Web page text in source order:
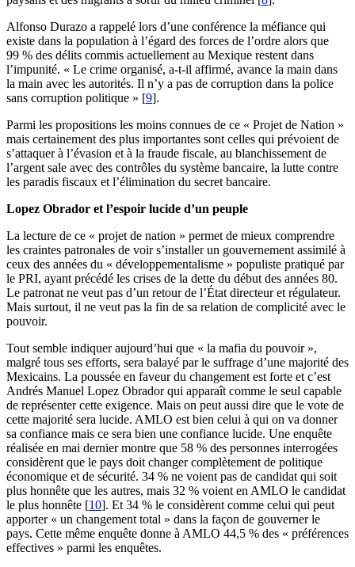
Alfonso Durazo a rappelé lors d’une conférence la méfiance qui
existe dans la population à l’égard des forces de l’ordre alors que
99 % des délits commis actuellement au Mexique restent dans
l’impunité. « Le crime organisé, a-t-il affirmé, avance la main dans
la main avec les autorités. Il n’y a pas de corruption dans la police
sans corruption politique » [9].
Parmi les propositions les moins connues de ce « Projet de Nation »
mais certainement des plus importantes sont celles qui prévoient de
s’attaquer à l’évasion et à la fraude fiscale, au blanchissement de
l’argent sale avec des contrôles du système bancaire, la lutte contre
les paradis fiscaux et l’élimination du secret bancaire.
Lopez Obrador et l’espoir lucide d’un peuple
La lecture de ce « projet de nation » permet de mieux comprendre
les craintes patronales de voir s’installer un gouvernement assimilé à
ceux des années du « développementalisme » populiste pratiqué par
le PRI, ayant précédé les crises de la dette du début des années 80.
Le patronat ne veut pas d’un retour de l’État directeur et régulateur.
Mais surtout, il ne veut pas la fin de sa relation de complicité avec le
pouvoir.
Tout semble indiquer aujourd’hui que « la mafia du pouvoir »,
malgré tous ses efforts, sera balayé par le suffrage d’une majorité des
Mexicains. La poussée en faveur du changement est forte et c’est
Andrés Manuel Lopez Obrador qui apparaît comme le seul capable
de représenter cette exigence. Mais on peut aussi dire que le vote de
cette majorité sera lucide. AMLO est bien celui à qui on va donner
sa confiance mais ce sera bien une confiance lucide. Une enquête
réalisée en mai dernier montre que 58 % des personnes interrogées
considèrent que le pays doit changer complètement de politique
économique et de sécurité. 34 % ne voient pas de candidat qui soit
plus honnête que les autres, mais 32 % voient en AMLO le candidat
le plus honnête [10]. Et 34 % le considèrent comme celui qui peut
apporter « un changement total » dans la façon de gouverner le
pays. Cette même enquête donne à AMLO 44,5 % des « préférences
effectives » parmi les enquêtes.